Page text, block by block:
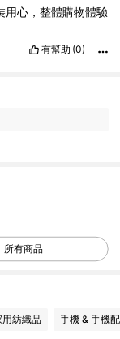
用心，整體購物體驗
有幫助 (0)
所有商品
用紡織品 手機 & 手機